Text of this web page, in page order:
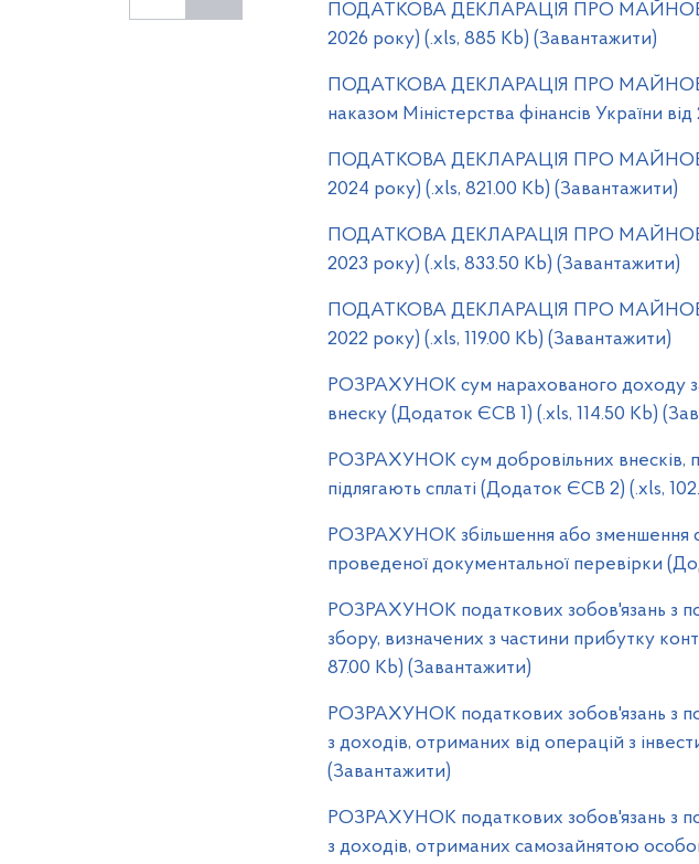
ПОДАТКОВА ДЕКЛАРАЦІЯ ПРО
2026 року) (.xls, 885 Kb) (Завантажити)
ПОДАТКОВА ДЕКЛАРАЦІЯ ПРО
наказом Міністерства фінансів України
ПОДАТКОВА ДЕКЛАРАЦІЯ ПРО
2024 року) (.xls, 821.00 Kb) (Завантажити)
ПОДАТКОВА ДЕКЛАРАЦІЯ ПРО
2023 року) (.xls, 833.50 Kb) (Завантажити)
ПОДАТКОВА ДЕКЛАРАЦІЯ ПРО
2022 року) (.xls, 119.00 Kb) (Завантажити)
РОЗРАХУНОК сум нарахованого доходу
внеску (Додаток ЄСВ 1) (.xls, 114.50 Kb)
РОЗРАХУНОК сум добровільних внесків,
підлягають сплаті (Додаток ЄСВ 2) (.xls,
РОЗРАХУНОК збільшення або зменшення
проведеної документальної перевірки
РОЗРАХУНОК податкових зобов'язань з
збору, визначених з частини прибутку
87.00 Kb) (Завантажити)
РОЗРАХУНОК податкових зобов'язань з
з доходів, отриманих від операцій з
(Завантажити)
РОЗРАХУНОК податкових зобов'язань з
з доходів, отриманих самозайнятою